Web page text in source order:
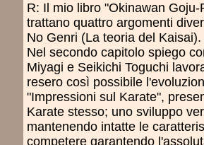
R: Il mio libro "Okinawan
trattano quattro argomenti
No Genri (La teoria del
Nel secondo capitolo spiego
Miyagi e Seikichi Toguchi
resero così possibile
"Impressioni sul Karate",
Karate stesso; uno sviluppo
mantenendo intatte le
competere garantendo